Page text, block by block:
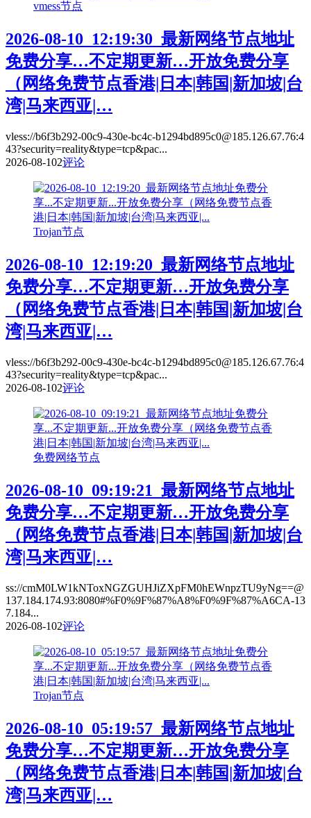
vmess节点
2026-08-10_12:19:30_最新网络节点地址
免费分享…不定期更新…开放免费分享
（网络免费节点香港|日本|韩国|新加坡|台
湾|马来西亚|…
vless://b6f3b292-00c9-430e-bc4c-b1294bd895c0@185.126.67.76:4
43?security=reality&type=tcp&pac...
2026-08-102评论
Trojan节点
2026-08-10_12:19:20_最新网络节点地址
免费分享…不定期更新…开放免费分享
（网络免费节点香港|日本|韩国|新加坡|台
湾|马来西亚|…
vless://b6f3b292-00c9-430e-bc4c-b1294bd895c0@185.126.67.76:4
43?security=reality&type=tcp&pac...
2026-08-102评论
免费网络节点
2026-08-10_09:19:21_最新网络节点地址
免费分享…不定期更新…开放免费分享
（网络免费节点香港|日本|韩国|新加坡|台
湾|马来西亚|…
ss://cmM0LW1kNToxNGZGUHJiZXpFM0hEWnpzTU9yNg==@
137.184.174.93:8080#%F0%9F%87%A8%F0%9F%87%A6CA-13
7.184...
2026-08-102评论
Trojan节点
2026-08-10_05:19:57_最新网络节点地址
免费分享…不定期更新…开放免费分享
（网络免费节点香港|日本|韩国|新加坡|台
湾|马来西亚|…